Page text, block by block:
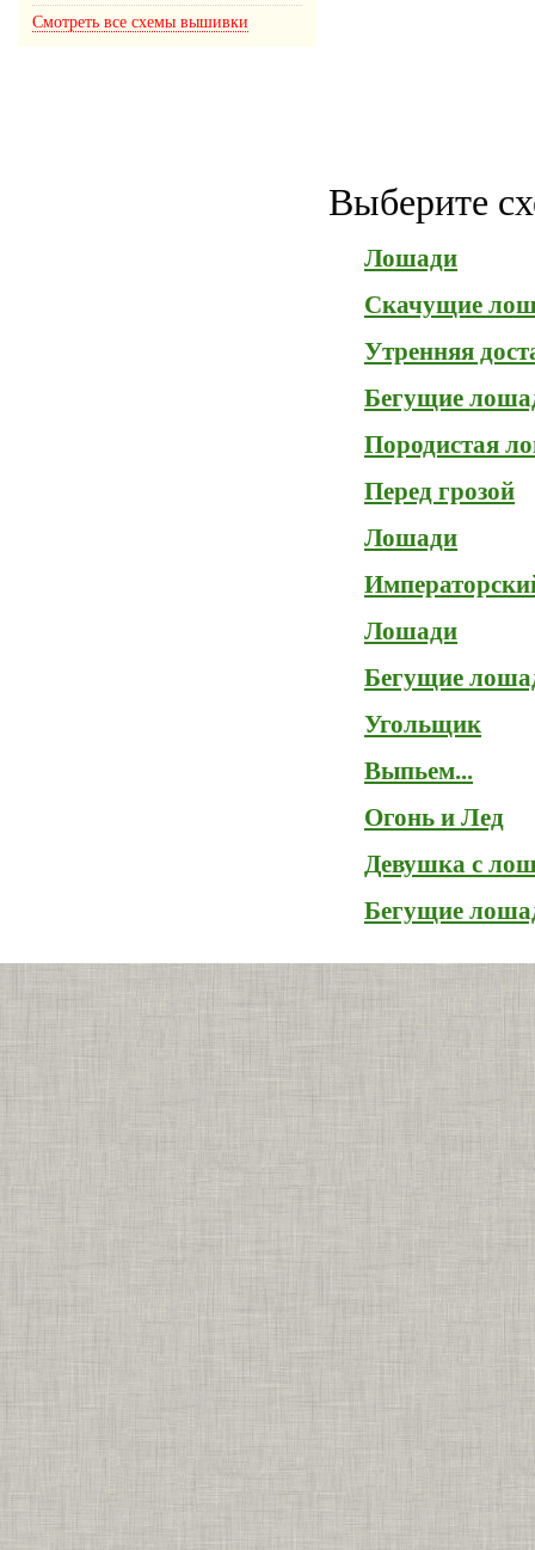
Смотреть все схемы вышивки
Выберите
Лошади
Скачущие
Утренняя
Бегущие
Породистая
Перед грозой
Лошади
Лошади
Бегущие
Угольщик
Выпьем...
Огонь и Лед
Девушка с
Бегущие